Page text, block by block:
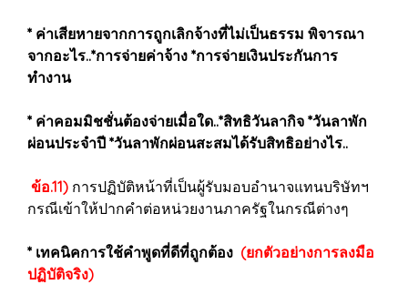
* ค่าเสียหายจากการถูกเลิกจ้างที่ไม่เป็นธรรม พิจารณา
จากอะไร..*การจ่ายค่าจ้าง *การจ่ายเงินประกันการ
ทำงาน
* ค่าคอมมิชชั่นต้องจ่ายเมื่อใด..*สิทธิวันลากิจ *วันลาพัก
ผ่อนประจำปี *วันลาพักผ่อนสะสมได้รับสิทธิอย่างไร..
ข้อ.11) การปฏิบัติหน้าที่เป็นผู้รับมอบอำนาจแทนบริษัทฯ
กรณีเข้าให้ปากคำต่อหน่วยงานภาครัฐในกรณีต่างๆ
* เทคนิคการใช้คำพูดที่ดีที่ถูกต้อง (ยกตัวอย่างการลงมือ
ปฏิบัติจริง)